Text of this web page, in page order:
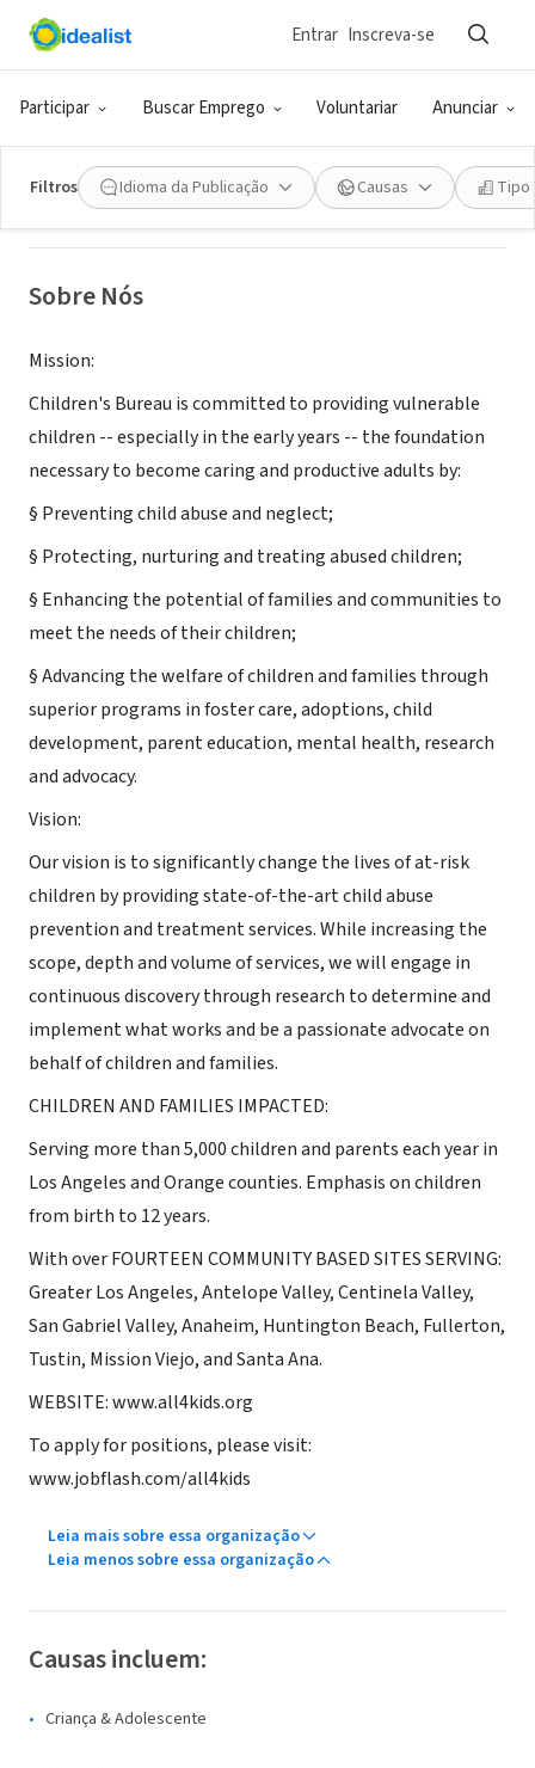
Participar Buscar Emprego Voluntariar Anunciar
Entrar Inscreva-se
Filtros Idioma da Publicação Causas Tipo
ONG (SETOR SOCIAL)
Children's Bureau
Sobre Nós
Mission:
Children's Bureau is committed to providing vulnerable
children -- especially in the early years -- the foundation
necessary to become caring and productive adults by:
§ Preventing child abuse and neglect;
§ Protecting, nurturing and treating abused children;
§ Enhancing the potential of families and communities to
meet the needs of their children;
§ Advancing the welfare of children and families through
superior programs in foster care, adoptions, child
development, parent education, mental health, research
and advocacy.
Vision:
Our vision is to significantly change the lives of at-risk
children by providing state-of-the-art child abuse
prevention and treatment services. While increasing the
scope, depth and volume of services, we will engage in
continuous discovery through research to determine and
implement what works and be a passionate advocate on
behalf of children and families.
CHILDREN AND FAMILIES IMPACTED:
Serving more than 5,000 children and parents each year in
Los Angeles and Orange counties. Emphasis on children
from birth to 12 years.
With over FOURTEEN COMMUNITY BASED SITES SERVING:
Greater Los Angeles, Antelope Valley, Centinela Valley,
San Gabriel Valley, Anaheim, Huntington Beach, Fullerton,
Tustin, Mission Viejo, and Santa Ana.
WEBSITE: www.all4kids.org
To apply for positions, please visit:
www.jobflash.com/all4kids
Leia mais sobre essa organização
Leia menos sobre essa organização
Causas incluem:
Criança & Adolescente